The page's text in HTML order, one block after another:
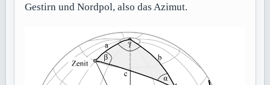
Gestirn und Nordpol, also das Azimut.